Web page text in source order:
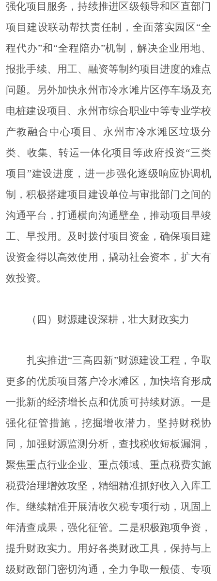
强化项目服务，持续推进区级领导和区直部门
项目建设联动帮扶责任制，全面落实园区“全
程代办”和“全程陪办”机制，解决企业用地、
报批手续、用工、融资等制约项目进度的难点
问题。另外加快永州市冷水滩片区停车场及充
电桩建设项目、永州市综合职业中等专业学校
产教融合中心项目、永州市冷水滩区垃圾分
类、收集、转运一体化项目等政府投资“三类
项目”建设进度，进一步强化逐级响应协调机
制，积极搭建项目建设单位与审批部门之间的
沟通平台，打通横向沟通壁垒，推动项目早竣
工、早投用。及时拨付项目资金，确保项目建
设资金得以高效使用，撬动社会资本，扩大有
效投资。
（四）财源建设深耕，壮大财政实力
扎实推进“三高四新”财源建设工程，争取
更多的优质项目落户冷水滩区，加快培育形成
一批新的经济增长点和优质可持续财源。 一是
强化征管措施，挖掘增收潜力。 坚持财税协
同，加强财源监测分析，查找税收短板漏洞，
聚焦重点行业企业、重点领域、重点税费实施
税费治理增效攻坚，精细精准抓好收入入库工
作。继续精准开展清收欠税专项行动，巩固上
年清查成果，强化征管。二是积极跑项争资，
提升财政实力。 用好各类财政工具，保持与上
级财政部门密切沟通，全力争取一般债、专项